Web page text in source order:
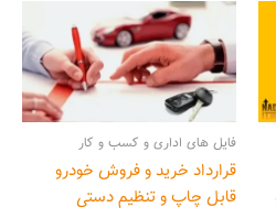
فایل های اداری و کسب و کار
قرارداد خرید و فروش خودرو
قابل چاپ و تنظیم دستی